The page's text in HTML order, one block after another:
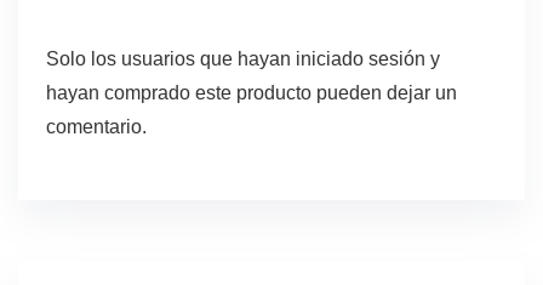
Solo los usuarios que hayan iniciado sesión y
hayan comprado este producto pueden dejar un
comentario.